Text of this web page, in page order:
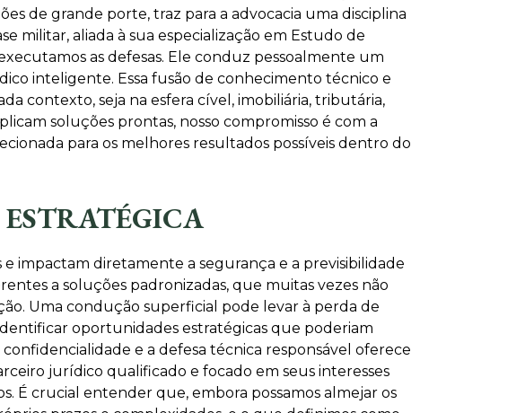
de grande porte, traz para a advocacia uma disciplina
militar, aliada à sua especialização em Estudo de
as defesas. Ele conduz pessoalmente um
inteligente. Essa fusão de conhecimento técnico e
contexto, seja na esfera cível, imobiliária, tributária,
soluções prontas, nosso compromisso é com a
para os melhores resultados possíveis dentro do
impactam diretamente a segurança e a previsibilidade
a soluções padronizadas, que muitas vezes não
Uma condução superficial pode levar à perda de
oportunidades estratégicas que poderiam
e a defesa técnica responsável oferece
jurídico qualificado e focado em seus interesses
É crucial entender que, embora possamos almejar os